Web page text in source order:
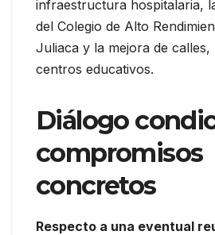
infraestructura hospitalaria,
del Colegio de Alto
Juliaca y la mejora de calles,
centros educativos.
Diálogo
compromisos
concretos
Respecto a una eventual